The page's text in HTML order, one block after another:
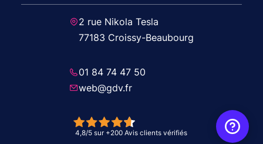
2 rue Nikola Tesla
77183 Croissy-Beaubourg
01 84 74 47 50
web@gdv.fr